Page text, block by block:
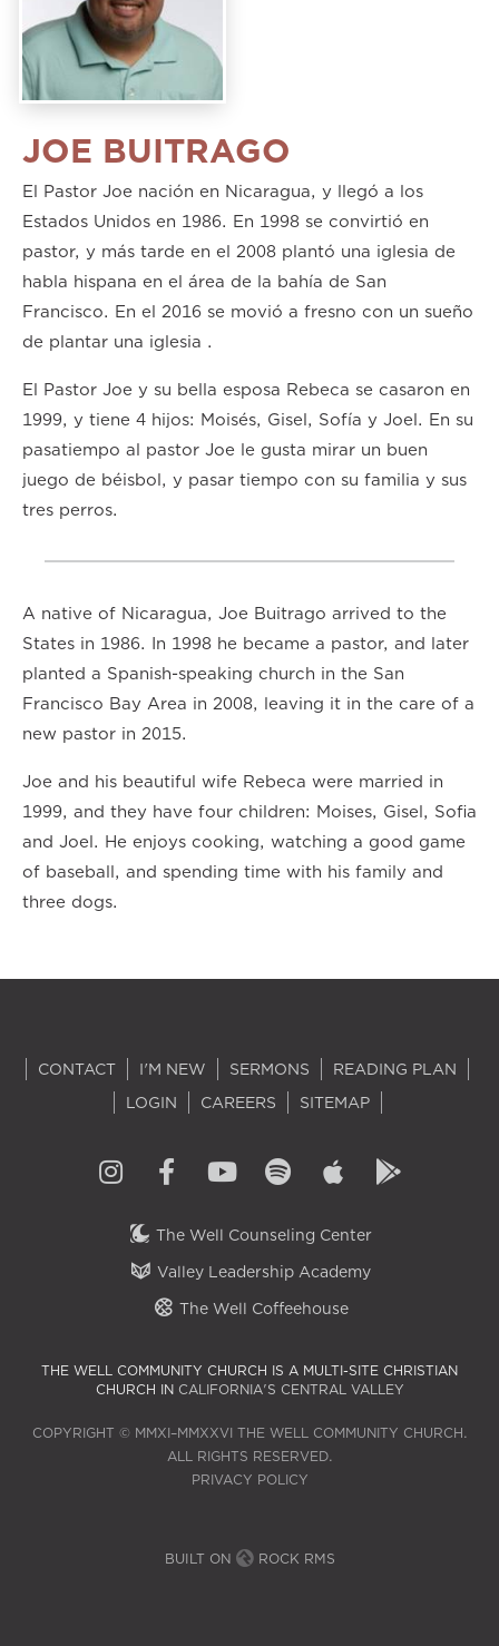
JOE BUITRAGO
El Pastor Joe nación en Nicaragua, y llegó a los
Estados Unidos en 1986. En 1998 se convirtió en
pastor, y más tarde en el 2008 plantó una iglesia de
habla hispana en el área de la bahía de San
Francisco. En el 2016 se movió a fresno con un sueño
de plantar una iglesia .
El Pastor Joe y su bella esposa Rebeca se casaron en
1999, y tiene 4 hijos: Moisés, Gisel, Sofía y Joel. En su
pasatiempo al pastor Joe le gusta mirar un buen
juego de béisbol, y pasar tiempo con su familia y sus
tres perros.
A native of Nicaragua, Joe Buitrago arrived to the
States in 1986. In 1998 he became a pastor, and later
planted a Spanish-speaking church in the San
Francisco Bay Area in 2008, leaving it in the care of a
new pastor in 2015.
Joe and his beautiful wife Rebeca were married in
1999, and they have four children: Moises, Gisel, Sofia
and Joel. He enjoys cooking, watching a good game
of baseball, and spending time with his family and
three dogs.
CONTACT I'M NEW SERMONS
READING PLAN
LOGIN
CAREERS SITEMAP
The Well Counseling Center
Valley Leadership Academy
The Well Coffeehouse
THE WELL COMMUNITY CHURCH IS A MULTI-SITE CHRISTIAN
CHURCH IN CALIFORNIA'S CENTRAL VALLEY
COPYRIGHT © MMXI–MMXXVI THE WELL COMMUNITY CHURCH.
ALL RIGHTS RESERVED.
PRIVACY POLICY
BUILT ON ROCK RMS